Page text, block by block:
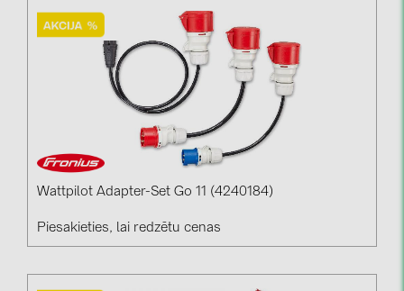
Wattpilot Adapter-Set Go 11 (4240184)
Piesakieties, lai redzētu cenas